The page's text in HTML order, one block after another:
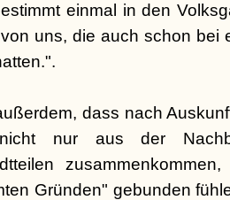
einmal in den
uns, die auch schon bei
dass nach
nur aus der
Gründen" gebunden